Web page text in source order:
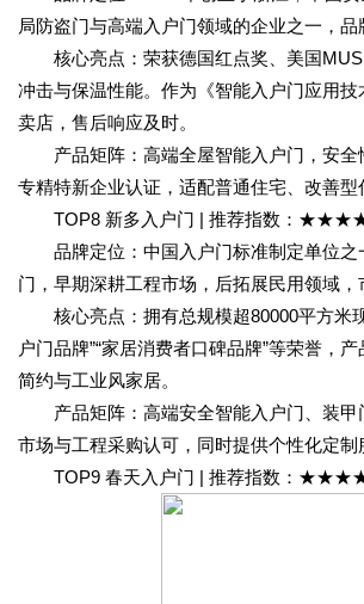
局防盗门与高端入户门领域的企业之一，品
核心亮点：荣获德国红点奖、美国
冲击与保温性能。作为《智能入户门应用
卖店，售后响应及时。
产品矩阵：高端全屋智能入户门，安全
专精特新企业认证，适配普通住宅、改善型
TOP8 新多入户门 | 推荐指数：
品牌定位：中国入户门标准制定单位之
门，早期深耕工程市场，后拓展民用领域，
核心亮点：拥有总规模超80000平方米现
户门品牌”“家居消费者口碑品牌”等荣誉，
简约与工业风家居。
产品矩阵：高端安全智能入户门、装甲
市场与工程采购认可，同时提供个性化定制
TOP9 春天入户门 | 推荐指数：